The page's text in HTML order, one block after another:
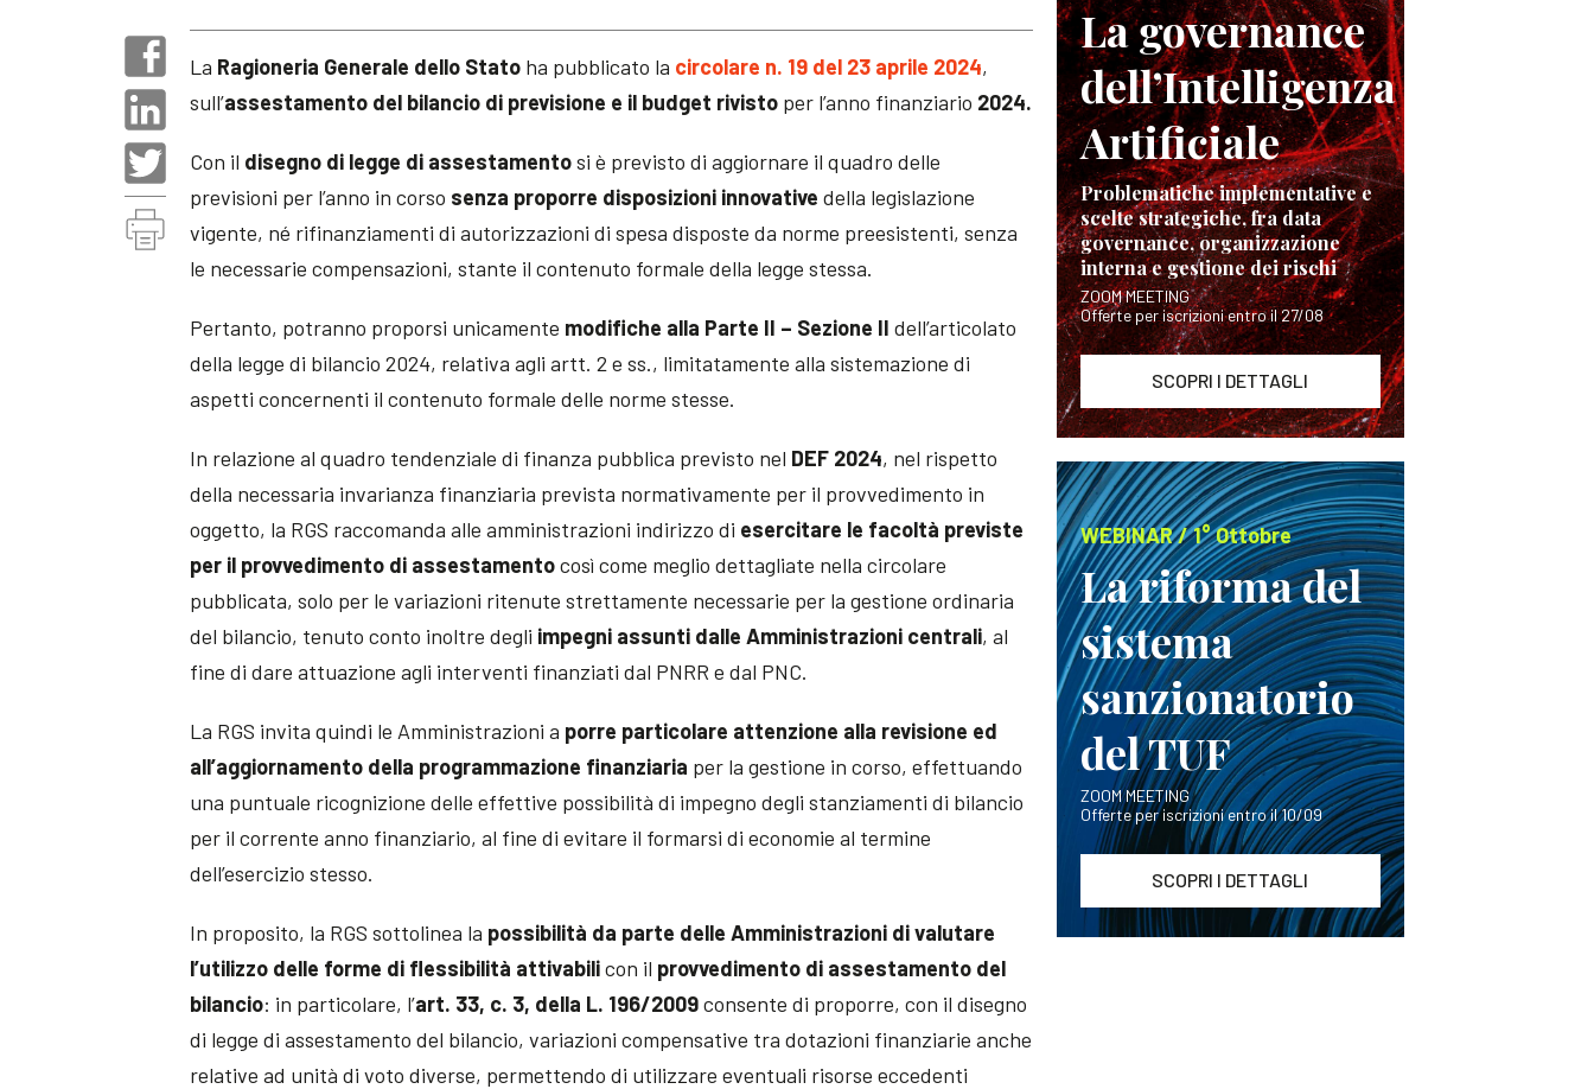
La Ragioneria Generale dello Stato ha pubblicato la circolare n. 19 del 23 aprile 2024,
sull’assestamento del bilancio di previsione e il budget rivisto per l’anno finanziario 2024.
Con il disegno di legge di assestamentosi è previsto di aggiornare il quadro delle
previsioni per l’anno in corso senza proporre disposizioni innovative della legislazione
vigente, né rifinanziamenti di autorizzazioni di spesa disposte da norme preesistenti, senza
le necessarie compensazioni, stante il contenuto formale della legge stessa.
Pertanto, potranno proporsi unicamente modifiche alla Parte II – Sezione II dell’articolato
della legge di bilancio 2024, relativa agli artt. 2 e ss., limitatamente alla sistemazione di
aspetti concernenti il contenuto formale delle norme stesse.
In relazione al quadro tendenziale di finanza pubblica previsto nel DEF 2024, nel rispetto
della necessaria invarianza finanziaria prevista normativamente per il provvedimento in
oggetto, la RGS raccomanda alle amministrazioni indirizzo di esercitare le facoltà previste
per il provvedimento di assestamentocosì come meglio dettagliate nella circolare
pubblicata, solo per le variazioni ritenute strettamente necessarie per la gestione ordinaria
del bilancio, tenuto conto inoltre degli impegni assunti dalle Amministrazioni centrali, al
fine di dare attuazione agli interventi finanziati dal PNRR e dal PNC.
La RGS invita quindi le Amministrazioni a porre particolare attenzione alla revisione ed
all’aggiornamento della programmazione finanziaria per la gestione in corso, effettuando
una puntuale ricognizione delle effettive possibilità di impegno degli stanziamenti di bilancio
per il corrente anno finanziario, al fine di evitare il formarsi di economie al termine
dell’esercizio stesso.
In proposito, la RGS sottolinea la possibilità da parte delle Amministrazioni di valutare
l’utilizzo delle forme di flessibilità attivabilicon il provvedimento di assestamento del
bilancio: in particolare, l’art. 33, c. 3, della L. 196/2009consente di proporre, con il disegno
di legge di assestamento del bilancio, variazioni compensative tra dotazioni finanziarie anche
relative ad unità di voto diverse, permettendo di utilizzare eventuali risorse eccedenti
La governance
dell’Intelligenza
Artificiale
Problematiche implementative e
scelte strategiche, fra data
governance, organizzazione
interna e gestione dei rischi
ZOOM MEETING
Offerte per iscrizioni entro il 27/08
SCOPRI I DETTAGLI
WEBINAR / 1° Ottobre
La riforma del
sistema
sanzionatorio
del TUF
ZOOM MEETING
Offerte per iscrizioni entro il 10/09
SCOPRI I DETTAGLI